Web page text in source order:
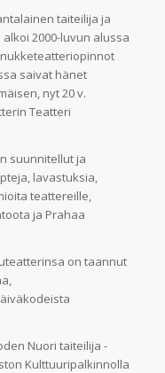
taiteilija ja
2000-luvun alussa
saivat hänet
nyt 20 v.
Teatteri
suunnitellut ja
lavastuksia,
teattereille,
ja Prahaa
on taannut
Nuori taiteilija -
Kulttuuripalkinnolla